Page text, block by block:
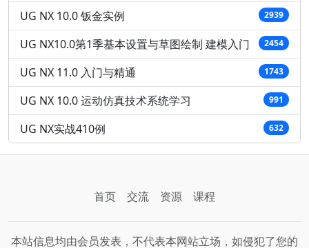
UG NX 10.0 钣金实例 2939
UG NX10.0第1季基本设置与草图绘制 建模入门 2454
UG NX 11.0 入门与精通 1743
UG NX 10.0 运动仿真技术系统学习 991
UG NX实战410例 632
首页 交流 资源 课程
本站信息均由会员发表，不代表本网站立场，如侵犯了您的